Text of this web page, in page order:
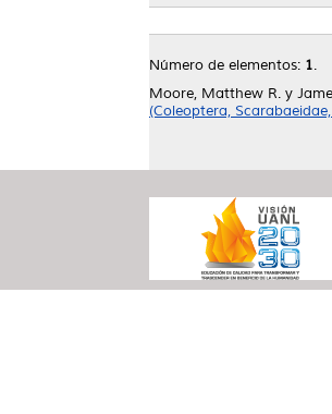
Número de elementos: 1.
Moore, Matthew R. y
(Coleoptera,